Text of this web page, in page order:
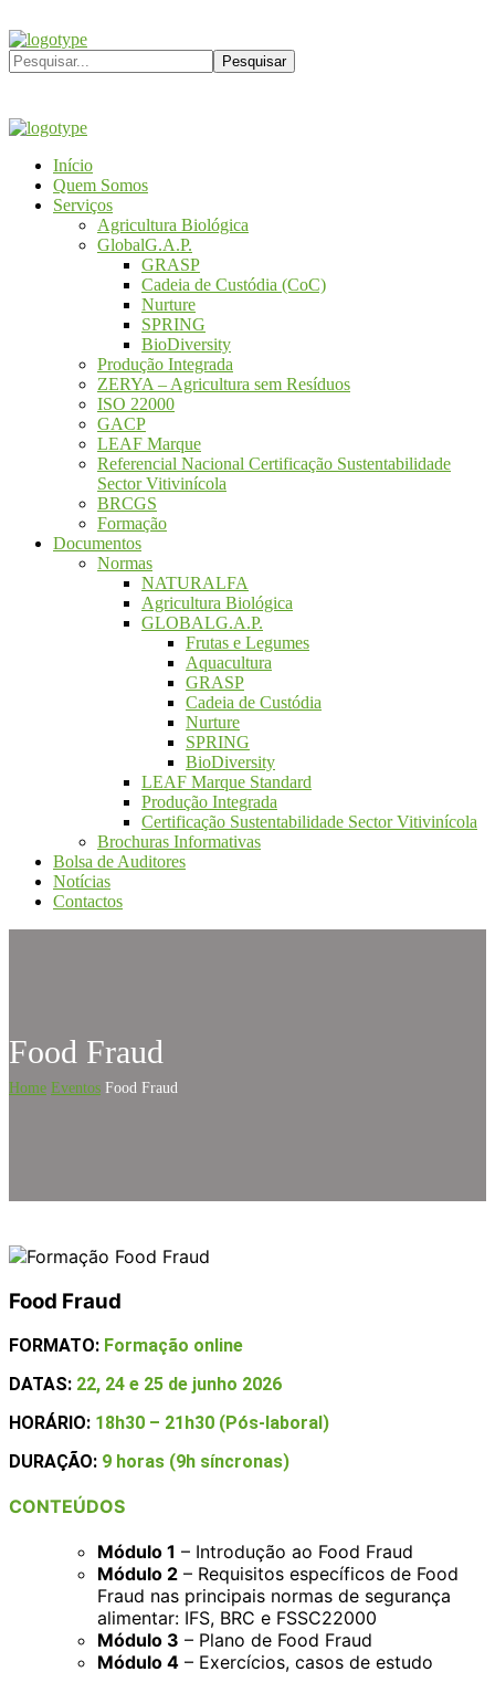
Início
Quem Somos
Serviços
Agricultura Biológica
GlobalG.A.P.
GRASP
Cadeia de Custódia (CoC)
Nurture
SPRING
BioDiversity
Produção Integrada
ZERYA – Agricultura sem Resíduos
ISO 22000
GACP
LEAF Marque
Referencial Nacional Certificação Sustentabilidade
Sector Vitivinícola
BRCGS
Formação
Documentos
Normas
NATURALFA
Agricultura Biológica
GLOBALG.A.P.
Frutas e Legumes
Aquacultura
GRASP
Cadeia de Custódia
Nurture
SPRING
BioDiversity
LEAF Marque Standard
Produção Integrada
Certificação Sustentabilidade Sector Vitivinícola
Brochuras Informativas
Bolsa de Auditores
Notícias
Contactos
Food Fraud
Home Eventos Food Fraud
Food Fraud
FORMATO: Formação online
DATAS: 22, 24 e 25 de junho 2026
HORÁRIO: 18h30 – 21h30 (Pós-laboral)
DURAÇÃO: 9 horas (9h síncronas)
CONTEÚDOS
Módulo 1 – Introdução ao Food Fraud
Módulo 2 – Requisitos específicos de Food
Fraud nas principais normas de segurança
alimentar: IFS, BRC e FSSC22000
Módulo 3 – Plano de Food Fraud
Módulo 4 – Exercícios, casos de estudo